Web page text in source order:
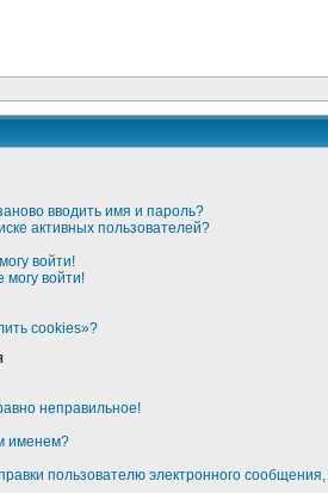
вводить имя и пароль?
активных пользователей?
войти!
могу войти!
cookies»?
неправильное!
именем?
пользователю электронного